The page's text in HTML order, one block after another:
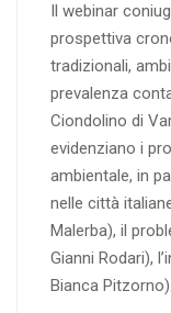
Il webinar
prospettiva
tradizionali,
prevalenza
Ciondolino di
evidenziano i
ambientale, in
nelle città
Malerba), il
Gianni Rodari),
Bianca Pitzorno).